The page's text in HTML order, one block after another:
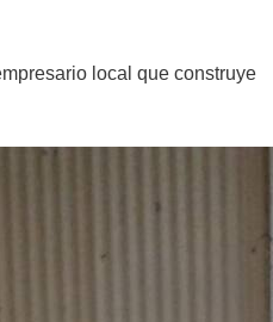
local que construye